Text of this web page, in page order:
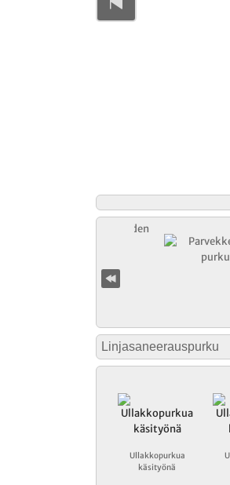
Linjasaneerauspurku
Ullakkopurkua
käsityönä